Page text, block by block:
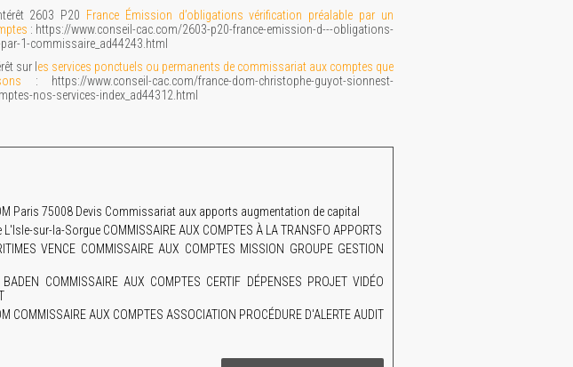
2603 P20 France Émission d’obligations vérification préalable par un
: https://www.conseil-cac.com/2603-p20-france-emission-d---obligations-
1-commissaire_ad44243.html
sur l es services ponctuels ou permanents de commissariat aux comptes que
: https://www.conseil-cac.com/france-dom-christophe-guyot-sionnest-
nos-services-index_ad44312.html
Paris 75008 Devis Commissariat aux apports augmentation de capital
sur-la-Sorgue COMMISSAIRE AUX COMPTES À LA TRANSFO APPORTS
VENCE COMMISSAIRE AUX COMPTES MISSION GROUPE GESTION
COMMISSAIRE AUX COMPTES CERTIF DÉPENSES PROJET VIDÉO
COMMISSAIRE AUX COMPTES ASSOCIATION PROCÉDURE D'ALERTE AUDIT